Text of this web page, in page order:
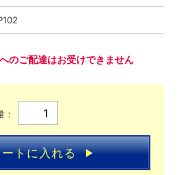
のご配達はお受けできません
：
トに入れる